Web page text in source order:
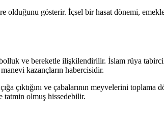
olduğunu gösterir. İçsel bir hasat dönemi,
ve bereketle ilişkilendirilir. İslam rüya
kazançların habercisidir.
çıktığını ve çabalarının meyvelerini
tatmin olmuş hissedebilir.